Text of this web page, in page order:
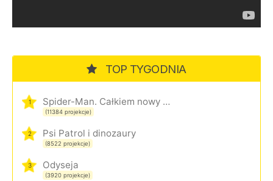
TOP TYGODNIA
1 Spider-Man. Całkiem nowy dzień
(11384 projekcje)
2 Psi Patrol i dinozaury
(8522 projekcje)
3 Odyseja
(3920 projekcje)